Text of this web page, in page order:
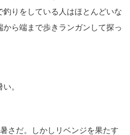
釣りをしている人はほとんどいな
ら端まで歩きランガンして探っ
。
さだ。しかしリベンジを果たす